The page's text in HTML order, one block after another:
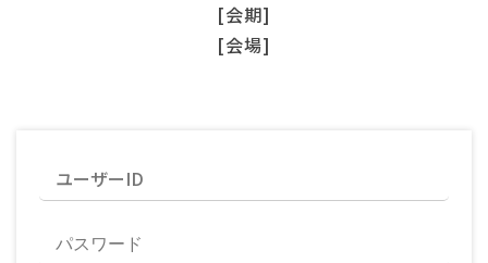
[会期]
[会場]